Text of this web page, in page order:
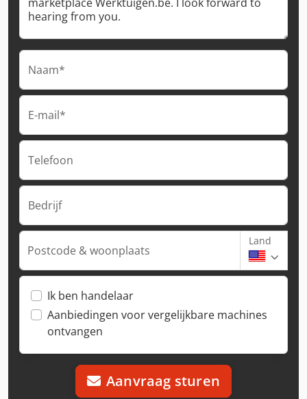
Naam*
E-mail*
Telefoon
Bedrijf
Postcode & woonplaats
Land
Ik ben handelaar
Aanbiedingen voor vergelijkbare machines
ontvangen
Aanvraag sturen